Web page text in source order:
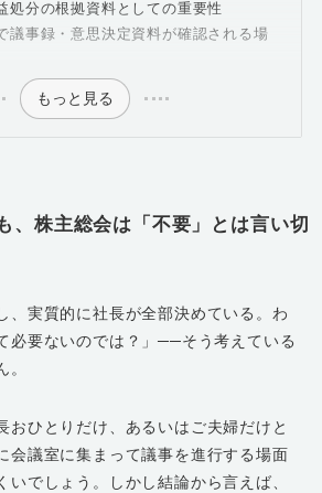
処分の根拠資料としての重要性
議事録・意思決定資料が確認される場
もっと見る
、株主総会は「不要」とは言い切
、実質的に社長が全部決めている。わ
必要ないのでは？」──そう考えている
。
おひとりだけ、あるいはご夫婦だけと
会議室に集まって議事を進行する場面
いでしょう。しかし結論から言えば、